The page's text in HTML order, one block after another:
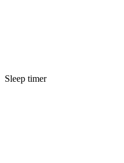
Sleep timer